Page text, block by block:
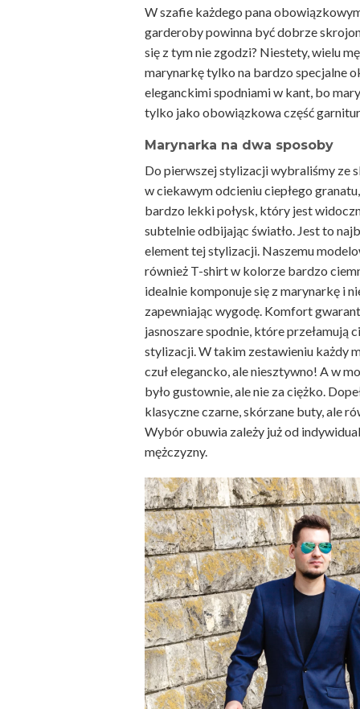
W szafie każdego pana
garderoby powinna być dobrze
się z tym nie zgodzi? Niestety, wielu
marynarkę tylko na bardzo specjalne
eleganckimi spodniami w kant, bo
tylko jako obowiązkowa część
Marynarka na dwa sposoby
Do pierwszej stylizacji wybraliśmy ze
w ciekawym odcieniu ciepłego
bardzo lekki połysk, który jest
subtelnie odbijając światło. Jest to
element tej stylizacji. Naszemu
również T-shirt w kolorze bardzo
idealnie komponuje się z marynarkę i
zapewniając wygodę. Komfort
jasnoszare spodnie, które przełamują
stylizacji. W takim zestawieniu każdy
czuł elegancko, ale niesztywno! A w
było gustownie, ale nie za ciężko.
klasyczne czarne, skórzane buty, ale
Wybór obuwia zależy już od
mężczyzny.